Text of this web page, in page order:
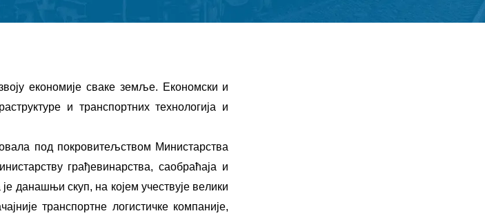
економије сваке земље. Економски и
и транспортних технологија и
под покровитељством Министарства
грађевинарства, саобраћаја и
данашњи скуп, на којем учествује вeлики
трaнспoртнe лoгистичкe кoмпaниje,